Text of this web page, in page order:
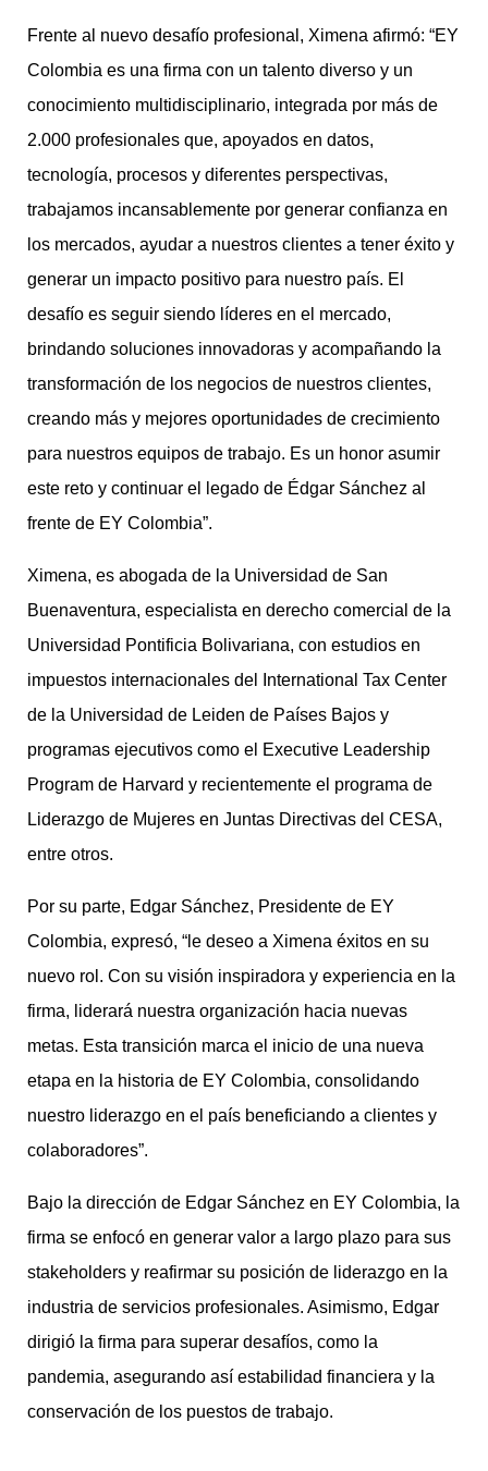
Frente al nuevo desafío profesional, Ximena afirmó: “EY
Colombia es una firma con un talento diverso y un
conocimiento multidisciplinario, integrada por más de
2.000 profesionales que, apoyados en datos,
tecnología, procesos y diferentes perspectivas,
trabajamos incansablemente por generar confianza en
los mercados, ayudar a nuestros clientes a tener éxito y
generar un impacto positivo para nuestro país. El
desafío es seguir siendo líderes en el mercado,
brindando soluciones innovadoras y acompañando la
transformación de los negocios de nuestros clientes,
creando más y mejores oportunidades de crecimiento
para nuestros equipos de trabajo. Es un honor asumir
este reto y continuar el legado de Édgar Sánchez al
frente de EY Colombia”.
Ximena, es abogada de la Universidad de San
Buenaventura, especialista en derecho comercial de la
Universidad Pontificia Bolivariana, con estudios en
impuestos internacionales del International Tax Center
de la Universidad de Leiden de Países Bajos y
programas ejecutivos como el Executive Leadership
Program de Harvard y recientemente el programa de
Liderazgo de Mujeres en Juntas Directivas del CESA,
entre otros.
Por su parte, Edgar Sánchez, Presidente de EY
Colombia, expresó, “le deseo a Ximena éxitos en su
nuevo rol. Con su visión inspiradora y experiencia en la
firma, liderará nuestra organización hacia nuevas
metas. Esta transición marca el inicio de una nueva
etapa en la historia de EY Colombia, consolidando
nuestro liderazgo en el país beneficiando a clientes y
colaboradores”.
Bajo la dirección de Edgar Sánchez en EY Colombia, la
firma se enfocó en generar valor a largo plazo para sus
stakeholders y reafirmar su posición de liderazgo en la
industria de servicios profesionales. Asimismo, Edgar
dirigió la firma para superar desafíos, como la
pandemia, asegurando así estabilidad financiera y la
conservación de los puestos de trabajo.